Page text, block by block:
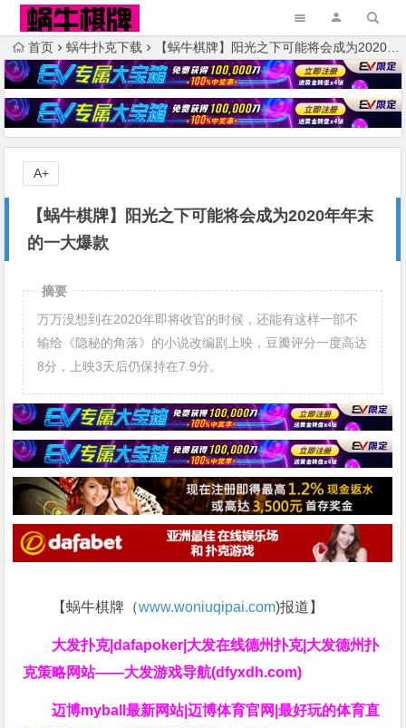
首页 蜗牛扑克下载 【蜗牛棋牌】阳光之下可能将会成为2020年年末的一大爆款
【蜗牛棋牌】阳光之下可能将会成为2020年年末
的一大爆款
A+
摘要
万万没想到在2020年即将收官的时候，还能有这样一部不
输给《隐秘的角落》的小说改编剧上映，豆瓣评分一度高达
8分，上映3天后仍保持在7.9分。
【蜗牛棋牌（www.woniuqipai.com)报道】
大发扑克|dafapoker|大发在线德州扑克|大发德州扑
克策略网站——大发游戏导航(dfyxdh.com)
迈博myball最新网站|迈博体育官网|最好玩的体育直